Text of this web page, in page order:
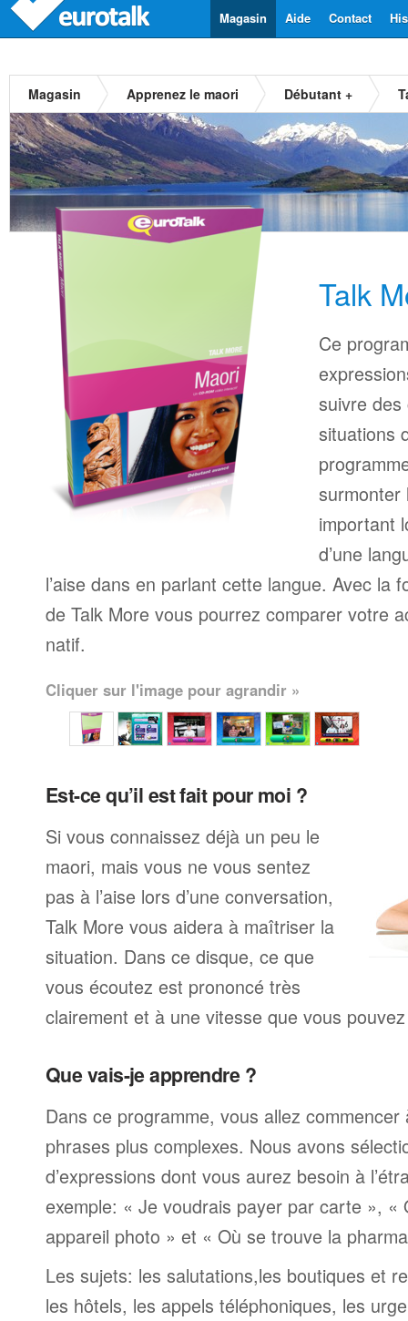
Contact
Aide
Magasin
Magasin Apprenez le maori Débutant +
Talk
Ce
suivre
situations
surmonter
important
d’une
l’aise dans en parlant cette langue. Avec la
de Talk More vous pourrez comparer votre
natif.
Cliquer sur l'image pour agrandir »
Est-ce qu’il est fait pour moi ?
Si vous connaissez déjà un peu le
maori, mais vous ne vous sentez
pas à l’aise lors d’une conversation,
Talk More vous aidera à maîtriser la
situation. Dans ce disque, ce que
vous écoutez est prononcé très
clairement et à une vitesse que vous
Que vais-je apprendre ?
Dans ce programme, vous allez
phrases plus complexes. Nous avons
d’expressions dont vous aurez besoin à
exemple: « Je voudrais payer par carte », «
appareil photo » et « Où se trouve la
Les sujets: les salutations,les boutiques et
les hôtels, les appels téléphoniques, les